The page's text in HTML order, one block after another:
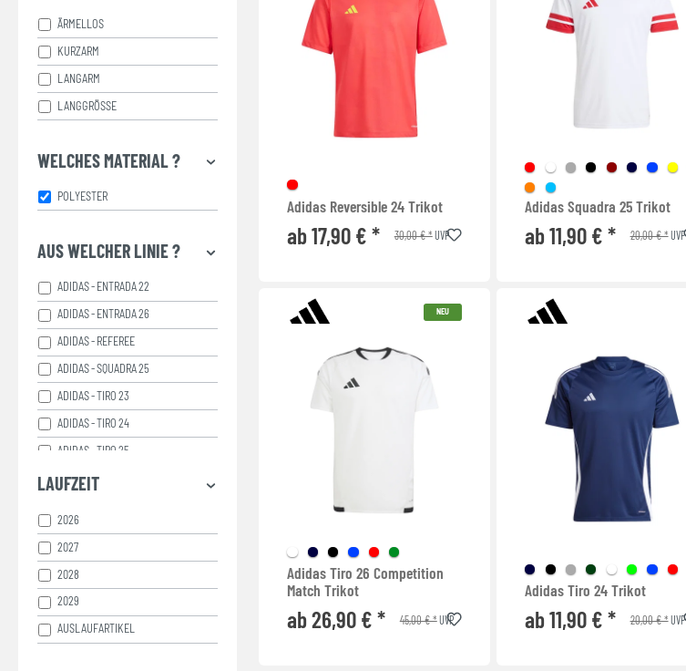
ÄRMELLOS
KURZARM
LANGARM
LANGGRÖSSE
WELCHES MATERIAL ?
POLYESTER
AUS WELCHER LINIE ?
ADIDAS - ENTRADA 22
ADIDAS - ENTRADA 26
ADIDAS - REFEREE
ADIDAS - SQUADRA 25
ADIDAS - TIRO 23
ADIDAS - TIRO 24
ADIDAS - TIRO 25
ADIDAS - TIRO 26
LAUFZEIT
2026
2027
2028
2029
AUSLAUFARTIKEL
Adidas Reversible 24 Trikot
ab 17,90 € * 30,00 € *UVP
Adidas Squadra 25 Trikot
ab 11,90 € * 20,00 € *UVP
NEU
Adidas Tiro 26 Competition
Match Trikot
ab 26,90 € * 45,00 € *UVP
Adidas Tiro 24 Trikot
ab 11,90 € * 20,00 € *UVP